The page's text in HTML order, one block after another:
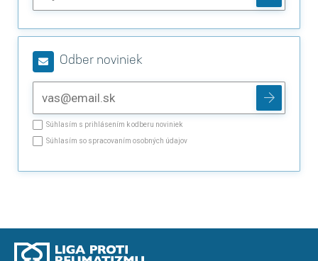
Odber noviniek
Súhlasím s prihlásením k odberu noviniek
Súhlasím so spracovaním osobných údajov